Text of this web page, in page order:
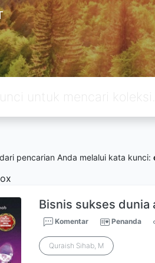
dari pencarian Anda melalui kata kunci:
Bisnis sukses dunia
Komentar Penanda
Quraish Sihab, M